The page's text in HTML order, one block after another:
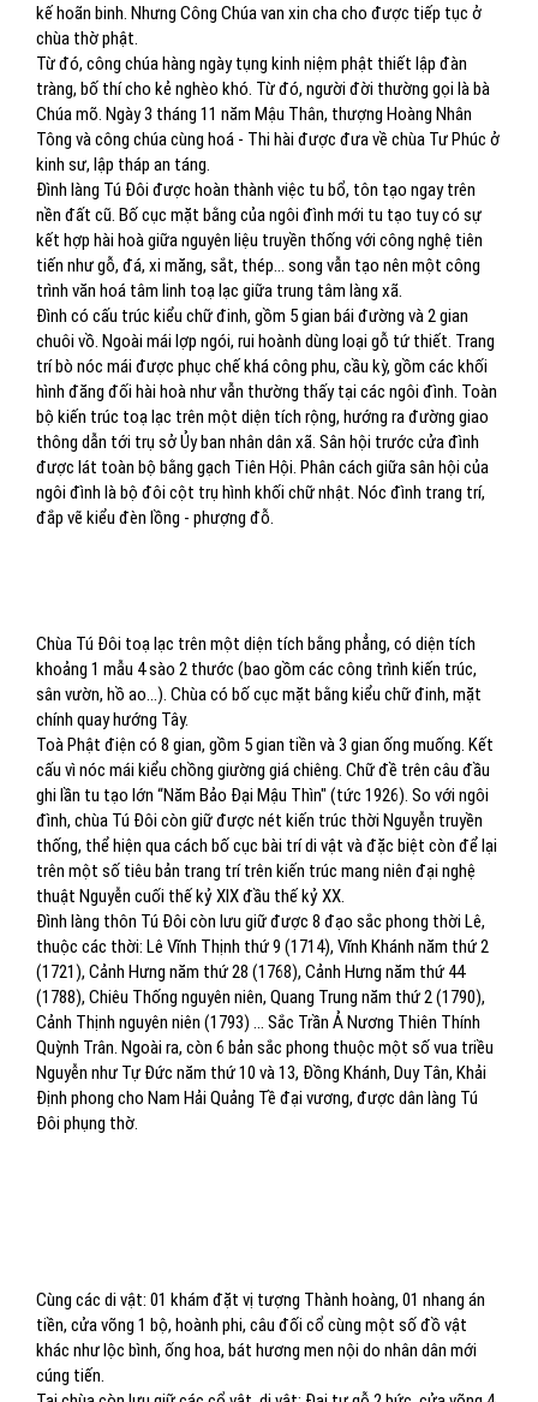
kế hoãn binh. Nhưng Công Chúa van xin cha cho được tiếp tục ở
chùa thờ phật.
Từ đó, công chúa hàng ngày tụng kinh niệm phật thiết lập đàn
tràng, bố thí cho kẻ nghèo khó. Từ đó, người đời thường gọi là bà
Chúa mõ. Ngày 3 tháng 11 năm Mậu Thân, thượng Hoàng Nhân
Tông và công chúa cùng hoá - Thi hài được đưa về chùa Tư Phúc ở
kinh sư, lập tháp an táng.
Đình làng Tú Đôi được hoàn thành việc tu bổ, tôn tạo ngay trên
nền đất cũ. Bố cục mặt bằng của ngôi đình mới tu tạo tuy có sự
kết hợp hài hoà giữa nguyên liệu truyền thống với công nghệ tiên
tiến như gỗ, đá, xi măng, sắt, thép... song vẫn tạo nên một công
trình văn hoá tâm linh toạ lạc giữa trung tâm làng xã.
Đình có cấu trúc kiểu chữ đinh, gồm 5 gian bái đường và 2 gian
chuôi vồ. Ngoài mái lợp ngói, rui hoành dùng loại gỗ tứ thiết. Trang
trí bò nóc mái được phục chế khá công phu, cầu kỳ, gồm các khối
hình đăng đối hài hoà như vẫn thường thấy tại các ngôi đình. Toàn
bộ kiến trúc toạ lạc trên một diện tích rộng, hướng ra đường giao
thông dẫn tới trụ sở Ủy ban nhân dân xã. Sân hội trước cửa đình
được lát toàn bộ bằng gạch Tiên Hội. Phân cách giữa sân hội của
ngôi đình là bộ đôi cột trụ hình khối chữ nhật. Nóc đình trang trí,
đắp vẽ kiểu đèn lồng - phượng đỗ.
Chùa Tú Đôi toạ lạc trên một diện tích bằng phẳng, có diện tích
khoảng 1 mẫu 4 sào 2 thước (bao gồm các công trình kiến trúc,
sân vườn, hồ ao...). Chùa có bố cục mặt bằng kiểu chữ đinh, mặt
chính quay hướng Tây.
Toà Phật điện có 8 gian, gồm 5 gian tiền và 3 gian ống muống. Kết
cấu vì nóc mái kiểu chồng giường giá chiêng. Chữ đề trên câu đầu
ghi lần tu tạo lớn “Năm Bảo Đại Mậu Thìn" (tức 1926). So với ngôi
đình, chùa Tú Đôi còn giữ được nét kiến trúc thời Nguyễn truyền
thống, thể hiện qua cách bố cục bài trí di vật và đặc biệt còn để lại
trên một số tiêu bản trang trí trên kiến trúc mang niên đại nghệ
thuật Nguyễn cuối thế kỷ XIX đầu thế kỷ XX.
Đình làng thôn Tú Đôi còn lưu giữ được 8 đạo sắc phong thời Lê,
thuộc các thời: Lê Vĩnh Thịnh thứ 9 (1714), Vĩnh Khánh năm thứ 2
(1721), Cảnh Hưng năm thứ 28 (1768), Cảnh Hưng năm thứ 44
(1788), Chiêu Thống nguyên niên, Quang Trung năm thứ 2 (1790),
Cảnh Thịnh nguyên niên (1793) ... Sắc Trần Ả Nương Thiên Thính
Quỳnh Trân. Ngoài ra, còn 6 bản sắc phong thuộc một số vua triều
Nguyễn như Tự Đức năm thứ 10 và 13, Đồng Khánh, Duy Tân, Khải
Định phong cho Nam Hải Quảng Tề đại vương, được dân làng Tú
Đôi phụng thờ.
Cùng các di vật: 01 khám đặt vị tượng Thành hoàng, 01 nhang án
tiền, cửa võng 1 bộ, hoành phi, câu đối cổ cùng một số đồ vật
khác như lộc bình, ống hoa, bát hương men nội do nhân dân mới
cúng tiến.